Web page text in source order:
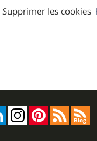
Supprimer les cookies